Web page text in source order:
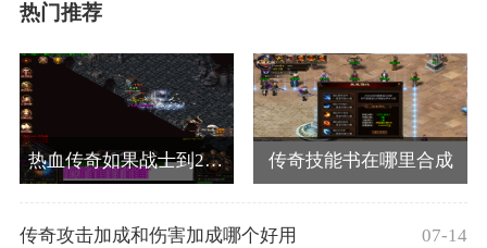
热门推荐
热血传奇如果战士到25级后，是僵尸洞升级快还是蜈蚣洞呢？ 传奇技能书在哪里合成
传奇攻击加成和伤害加成哪个好用 07-14